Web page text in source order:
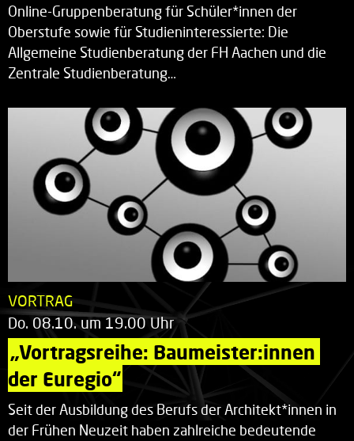
Online-Gruppenberatung für Schüler*innen der
Oberstufe sowie für Studieninteressierte: Die
Allgemeine Studienberatung der FH Aachen und die
Zentrale Studienberatung…
VORTRAG
Do. 08.10. um 19.00 Uhr
„Vortragsreihe: Baumeister:innen
der Euregio“
Seit der Ausbildung des Berufs der Architekt*innen in
der Frühen Neuzeit haben zahlreiche bedeutende